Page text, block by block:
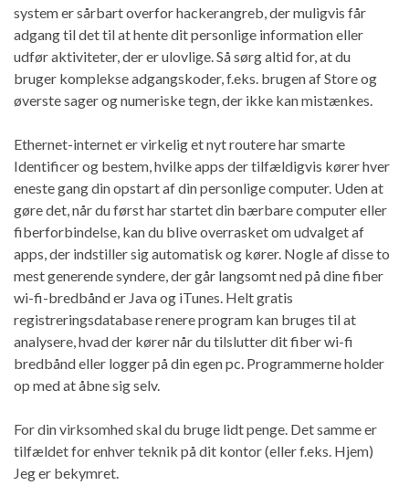
system er sårbart overfor hackerangreb, der muligvis får
adgang til det til at hente dit personlige information eller
udfør aktiviteter, der er ulovlige. Så sørg altid for, at du
bruger komplekse adgangskoder, f.eks. brugen af Store og
øverste sager og numeriske tegn, der ikke kan mistænkes.
Ethernet-internet er virkelig et nyt routere har smarte
Identificer og bestem, hvilke apps der tilfældigvis kører hver
eneste gang din opstart af din personlige computer. Uden at
gøre det, når du først har startet din bærbare computer eller
fiberforbindelse, kan du blive overrasket om udvalget af
apps, der indstiller sig automatisk og kører. Nogle af disse to
mest generende syndere, der går langsomt ned på dine fiber
wi-fi-bredbånd er Java og iTunes. Helt gratis
registreringsdatabase renere program kan bruges til at
analysere, hvad der kører når du tilslutter dit fiber wi-fi
bredbånd eller logger på din egen pc. Programmerne holder
op med at åbne sig selv.
For din virksomhed skal du bruge lidt penge. Det samme er
tilfældet for enhver teknik på dit kontor (eller f.eks. Hjem)
Jeg er bekymret.